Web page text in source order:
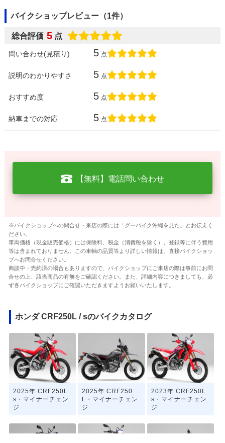
バイクショップレビュー（1件）
総合評価 5 点
問い合わせ(見積り) 5 点
説明のわかりやすさ 5 点
おすすめ度 5 点
納車までの対応 5 点
【無料】電話問い合わせ
※バイクショップへの問合せ・来店の際には「グーバイク沖縄を見た」とお伝えく
ださい。
車両価格（現金販売価格）には保険料、税金（消費税を除く）、登録等に伴う費用
等は含まれておりません。この車輌の品質等より詳しい情報は、直接バイクショッ
プへお問合せください。
商談中・売約済の場合もありますので、バイクショップにご来店の際は事前にお問
合せの上、該当商品の有無をご確認ください。また、詳細内容につきましても、必
ず各バイクショップにご確認いただきますようお願いいたします。
ホンダ CRF250L / sのバイクカタログ
2025年 CRF250L
s・マイナーチェン
ジ
2025年 CRF250
L・マイナーチェン
ジ
2023年 CRF250L
s・マイナーチェン
ジ